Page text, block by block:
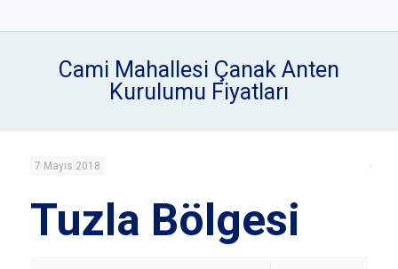
Cami Mahallesi Çanak Anten
Kurulumu Fiyatları
7 Mayıs 2018
Tuzla Bölgesi